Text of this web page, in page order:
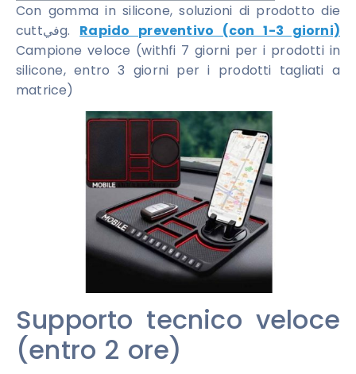
Con gomma in silicone, soluzioni di prodotto die
cuttفيg. Rapido preventivo (con 1-3 giorni)
Campione veloce (withfi 7 giorni per i prodotti in
silicone, entro 3 giorni per i prodotti tagliati a
matrice)
Supporto tecnico veloce
(entro 2 ore)